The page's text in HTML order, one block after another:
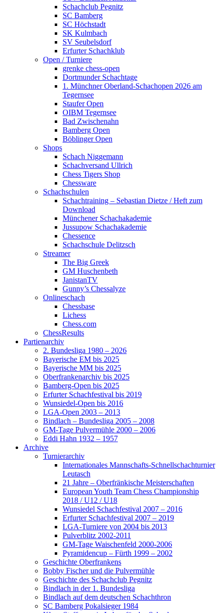
Schachclub Pegnitz
SC Bamberg
SC Höchstadt
SK Kulmbach
SV Seubelsdorf
Erfurter Schachklub
Open / Turniere
grenke chess-open
Dortmunder Schachtage
1. Münchner Oberland-Schachopen 2026 am
Tegernsee
Staufer Open
OIBM Tegernsee
Bad Zwischenahn
Bamberg Open
Böblinger Open
Shops
Schach Niggemann
Schachversand Ullrich
Chess Tigers Shop
Chessware
Schachschulen
Schachtraining – Sebastian Dietze / Heft zum
Download
Münchener Schachakademie
Jussupow Schachakademie
Chessence
Schachschule Delitzsch
Streamer
The Big Greek
GM Huschenbeth
JanistanTV
Gunny’s Chessalyze
Onlineschach
Chessbase
Lichess
Chess.com
ChessResults
Partienarchiv
2. Bundesliga 1980 – 2026
Bayerische EM bis 2025
Bayerische MM bis 2025
Oberfrankenarchiv bis 2025
Bamberg-Open bis 2025
Erfurter Schachfestival bis 2019
Wunsiedel-Open bis 2016
LGA-Open 2003 – 2013
Bindlach – Bundesliga 2005 – 2008
GM-Tage Pulvermühle 2000 – 2006
Eddi Hahn 1932 – 1957
Archive
Turnierarchiv
Internationales Mannschafts-Schnellschachturnier
Leutasch
21 Jahre – Oberfränkische Meisterschaften
European Youth Team Chess Championship
2018 / U12 / U18
Wunsiedel Schachfestival 2007 – 2016
Erfurter Schachfestival 2007 – 2019
LGA-Turniere von 2004 bis 2013
Pulverblitz 2002-2011
GM-Tage Waischenfeld 2000-2006
Pyramidencup – Fürth 1999 – 2002
Geschichte Oberfrankens
Bobby Fischer und die Pulvermühle
Geschichte des Schachclub Pegnitz
Bindlach in der 1. Bundesliga
Bindlach auf dem deutschen Schachthron
SC Bamberg Pokalsieger 1984